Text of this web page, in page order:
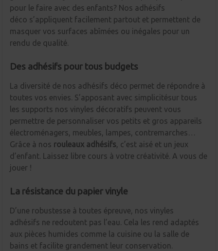
pour le faire avec des enfants? Nos adhésifs
déco s’appliquent facilement partout et permettent de
masquer vos surfaces abîmées ou inégales pour un
rendu de qualité.
Des adhésifs pour tous budgets
La diversité de nos adhésifs déco permet de répondre à
toutes vos envies. S’apposant avec simplicitésur tous
les supports nos vinyles décoratifs peuvent vous
permettre de personnaliser vos petits et gros appareils
électroménagers, meubles, lampes, contremarches…
Grâce à nos rouleaux adhésifs, c’est aisé et un jeux
d’enfant. Laissez libre cours à votre créativité. A vous de
jouer !
La résistance du papier vinyle
D’une robustesse à toutes épreuve, nos vinyles
adhésifs ne redoutent pas l’eau. Cela les rend adaptés
aux pièces humides comme la cuisine ou la salle de
bains et facilite grandement leur conservation.